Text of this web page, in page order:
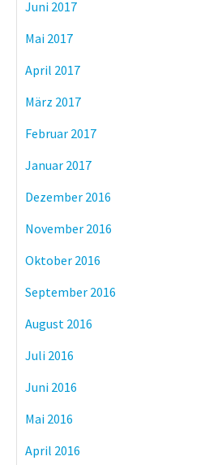
Juni 2017
Mai 2017
April 2017
März 2017
Februar 2017
Januar 2017
Dezember 2016
November 2016
Oktober 2016
September 2016
August 2016
Juli 2016
Juni 2016
Mai 2016
April 2016